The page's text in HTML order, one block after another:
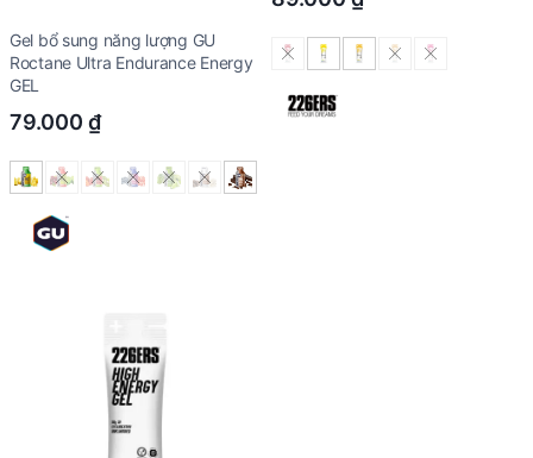
Gel bổ sung năng lượng GU
Roctane Ultra Endurance Energy
GEL
79.000 ₫